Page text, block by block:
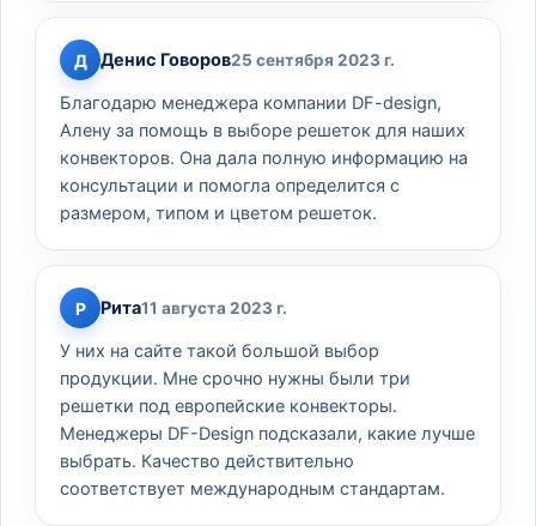
Д Денис Говоров25 сентября 2023 г.
Благодарю менеджера компании DF-design,
Алену за помощь в выборе решеток для наших
конвекторов. Она дала полную информацию на
консультации и помогла определится с
размером, типом и цветом решеток.
Р Рита11 августа 2023 г.
У них на сайте такой большой выбор
продукции. Мне срочно нужны были три
решетки под европейские конвекторы.
Менеджеры DF-Design подсказали, какие лучше
выбрать. Качество действительно
соответствует международным стандартам.